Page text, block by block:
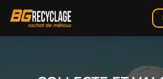
contenu
principal